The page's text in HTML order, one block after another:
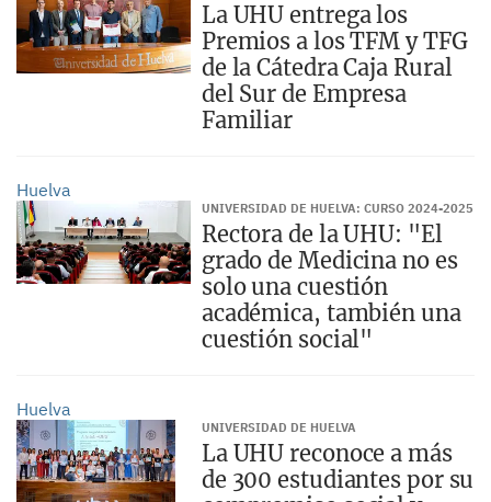
La UHU entrega los
Premios a los TFM y TFG
de la Cátedra Caja Rural
del Sur de Empresa
Familiar
Huelva
UNIVERSIDAD DE HUELVA: CURSO 2024-2025
Rectora de la UHU: "El
grado de Medicina no es
solo una cuestión
académica, también una
cuestión social"
Huelva
UNIVERSIDAD DE HUELVA
La UHU reconoce a más
de 300 estudiantes por su